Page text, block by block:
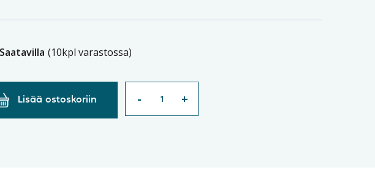
Saatavilla (10kpl varastossa)
Lisää ostoskoriin